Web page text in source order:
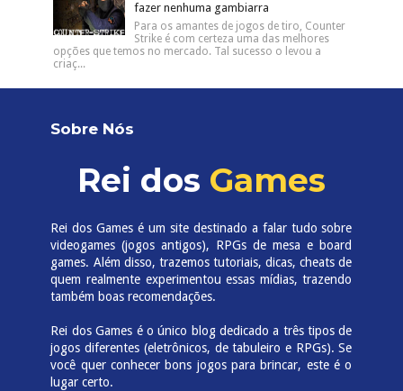
fazer nenhuma gambiarra
Para os amantes de jogos de tiro, Counter
Strike é com certeza uma das melhores
opções que temos no mercado. Tal sucesso o levou a
criaç...
Sobre Nós
Rei dos Games
Rei dos Games é um site destinado a falar tudo sobre
videogames (jogos antigos), RPGs de mesa e board
games. Além disso, trazemos tutoriais, dicas, cheats de
quem realmente experimentou essas mídias, trazendo
também boas recomendações.
Rei dos Games é o único blog dedicado a três tipos de
jogos diferentes (eletrônicos, de tabuleiro e RPGs). Se
você quer conhecer bons jogos para brincar, este é o
lugar certo.